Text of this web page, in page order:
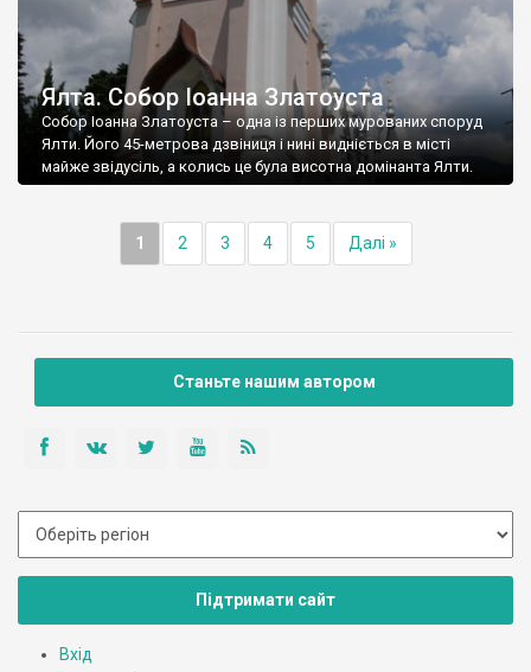
Ялта. Собор Іоанна Златоуста
Собор Іоанна Златоуста – одна із перших мурованих споруд
Ялти. Його 45-метрова дзвіниця і нині видніється в місті
майже звідусіль, а колись це була висотна домінанта Ялти.
1 2 3 4 5 Далі »
Станьте нашим автором
Підтримати сайт
Вхід